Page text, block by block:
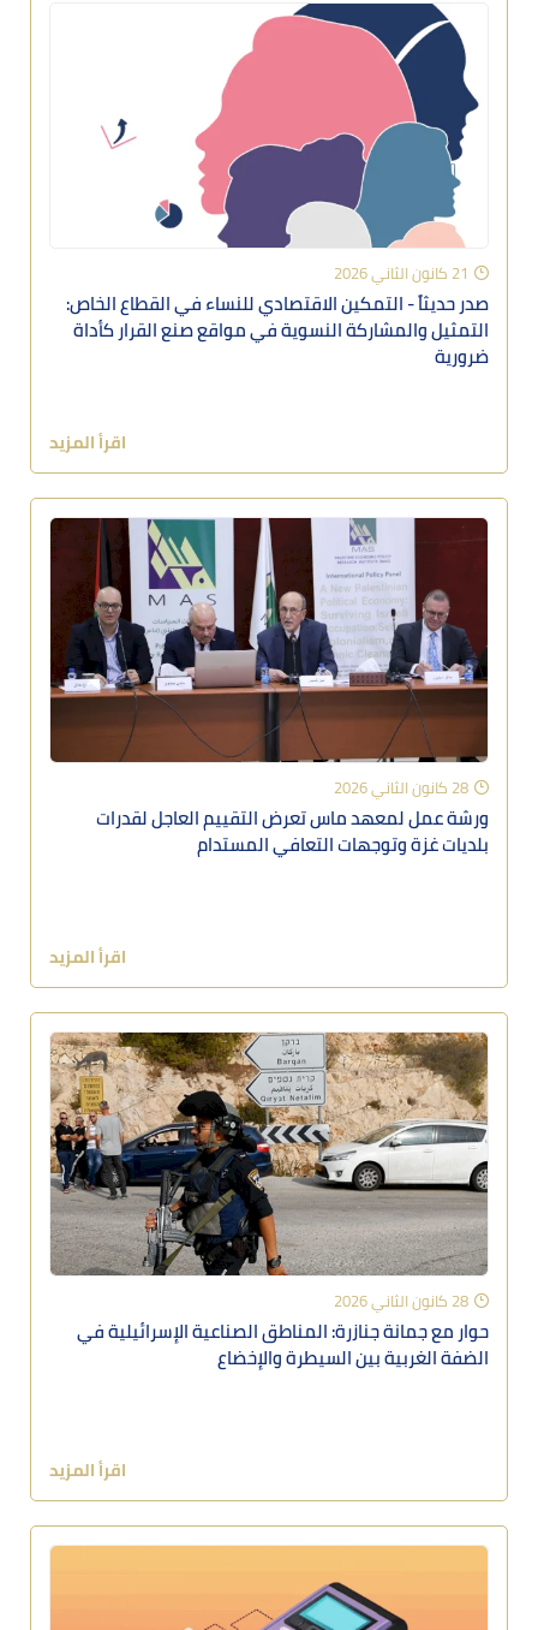
21 كانون الثاني 2026
صدر حديثاً - التمكين الاقتصادي للنساء في القطاع الخاص:
التمثيل والمشاركة النسوية في مواقع صنع القرار كأداة
ضرورية
اقرأ المزيد
28 كانون الثاني 2026
ورشة عمل لمعهد ماس تعرض التقييم العاجل لقدرات
بلديات غزة وتوجهات التعافي المستدام
اقرأ المزيد
28 كانون الثاني 2026
حوار مع جمانة جنازرة: المناطق الصناعية الإسرائيلية في
الضفة الغربية بين السيطرة والإخضاع
اقرأ المزيد